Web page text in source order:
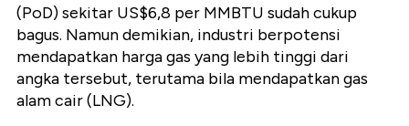
(PoD) sekitar US$6,8 per MMBTU sudah cukup
bagus. Namun demikian, industri berpotensi
mendapatkan harga gas yang lebih tinggi dari
angka tersebut, terutama bila mendapatkan gas
alam cair (LNG).